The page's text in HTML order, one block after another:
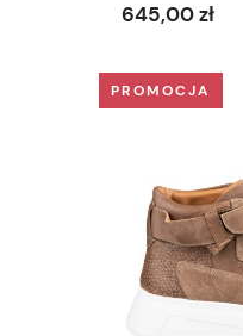
645,00 zł
PROMOCJA